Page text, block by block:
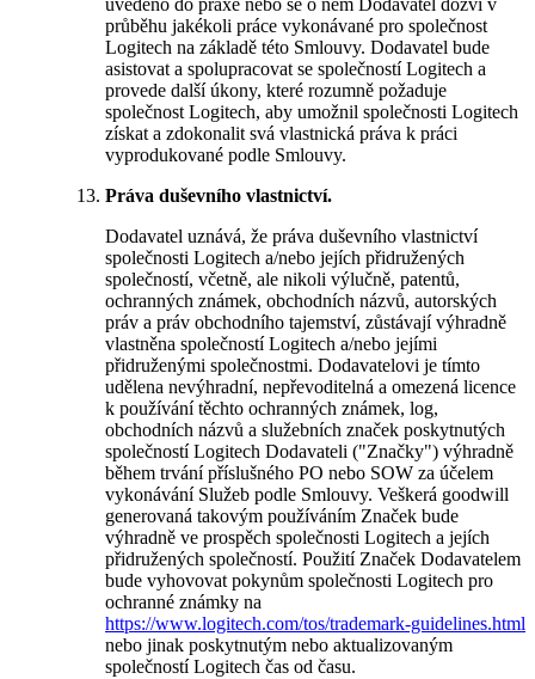
uvedeno do praxe nebo se o něm Dodavatel dozví v
průběhu jakékoli práce vykonávané pro společnost
Logitech na základě této Smlouvy. Dodavatel bude
asistovat a spolupracovat se společností Logitech a
provede další úkony, které rozumně požaduje
společnost Logitech, aby umožnil společnosti Logitech
získat a zdokonalit svá vlastnická práva k práci
vyprodukované podle Smlouvy.
Práva duševního vlastnictví.
Dodavatel uznává, že práva duševního vlastnictví
společnosti Logitech a/nebo jejích přidružených
společností, včetně, ale nikoli výlučně, patentů,
ochranných známek, obchodních názvů, autorských
práv a práv obchodního tajemství, zůstávají výhradně
vlastněna společností Logitech a/nebo jejími
přidruženými společnostmi. Dodavatelovi je tímto
udělena nevýhradní, nepřevoditelná a omezená licence
k používání těchto ochranných známek, log,
obchodních názvů a služebních značek poskytnutých
společností Logitech Dodavateli ("Značky") výhradně
během trvání příslušného PO nebo SOW za účelem
vykonávání Služeb podle Smlouvy. Veškerá goodwill
generovaná takovým používáním Značek bude
výhradně ve prospěch společnosti Logitech a jejích
přidružených společností. Použití Značek Dodavatelem
bude vyhovovat pokynům společnosti Logitech pro
ochranné známky na
https://www.logitech.com/tos/trademark-guidelines.html
nebo jinak poskytnutým nebo aktualizovaným
společností Logitech čas od času.